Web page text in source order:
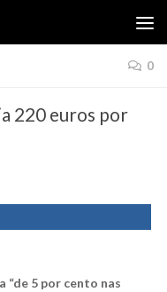
0
220 euros por
“de 5 por cento nas